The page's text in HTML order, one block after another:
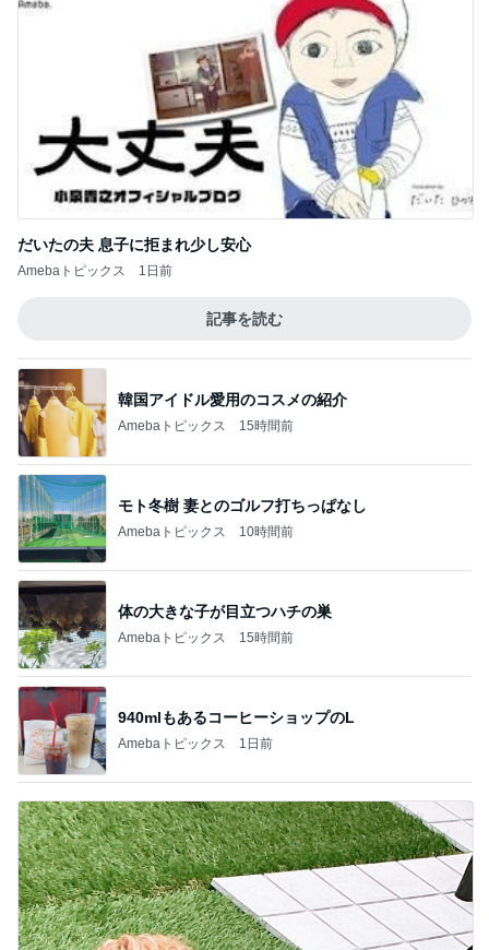
だいたの夫 息子に拒まれ少し安心
Amebaトピックス 1日前
記事を読む
韓国アイドル愛用のコスメの紹介
Amebaトピックス 15時間前
モト冬樹 妻とのゴルフ打ちっぱなし
Amebaトピックス 10時間前
体の大きな子が目立つハチの巣
Amebaトピックス 15時間前
940mlもあるコーヒーショップのL
Amebaトピックス 1日前